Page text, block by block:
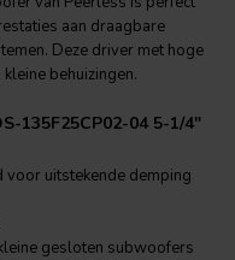
aan draagbare
Deze driver met hoge
behuizingen.
135F25CP02-04 5-1/4"
voor uitstekende demping
gesloten subwoofers